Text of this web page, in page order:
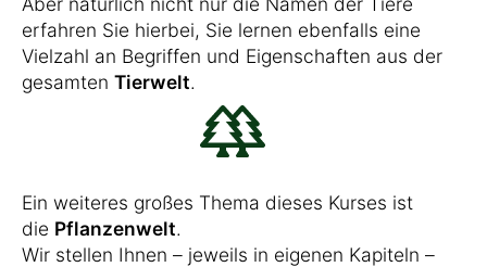
erfahren Sie hierbei, Sie lernen ebenfalls eine
Vielzahl an Begriffen und Eigenschaften aus der
gesamten Tierwelt.
Ein weiteres großes Thema dieses Kurses ist
die Pflanzenwelt.
Wir stellen Ihnen – jeweils in eigenen Kapiteln –